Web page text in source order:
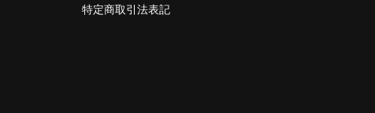
特定商取引法表記